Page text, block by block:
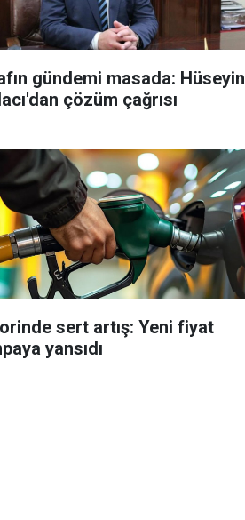
gündemi masada: Hüseyin
çözüm çağrısı
sert artış: Yeni fiyat
yansıdı